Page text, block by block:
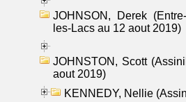
JOHNSON, Derek
les-Lacs au 12 aout 2019)
JOHNSTON, Scott
aout 2019)
KENNEDY, Nellie